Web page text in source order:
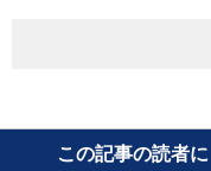
この記事の読者に